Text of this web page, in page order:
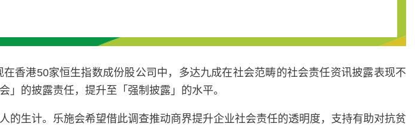
在香港50家恒生指数成份股公司中，多达九成在社会范畴的社会责任资讯披露表现不
的披露责任，提升至「强制披露」的水平。
生计。乐施会希望借此调查推动商界提升企业社会责任的透明度，支持有助对抗贫